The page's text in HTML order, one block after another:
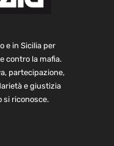
e in Sicilia per
contro la mafia.
partecipazione,
e giustizia
si riconosce.